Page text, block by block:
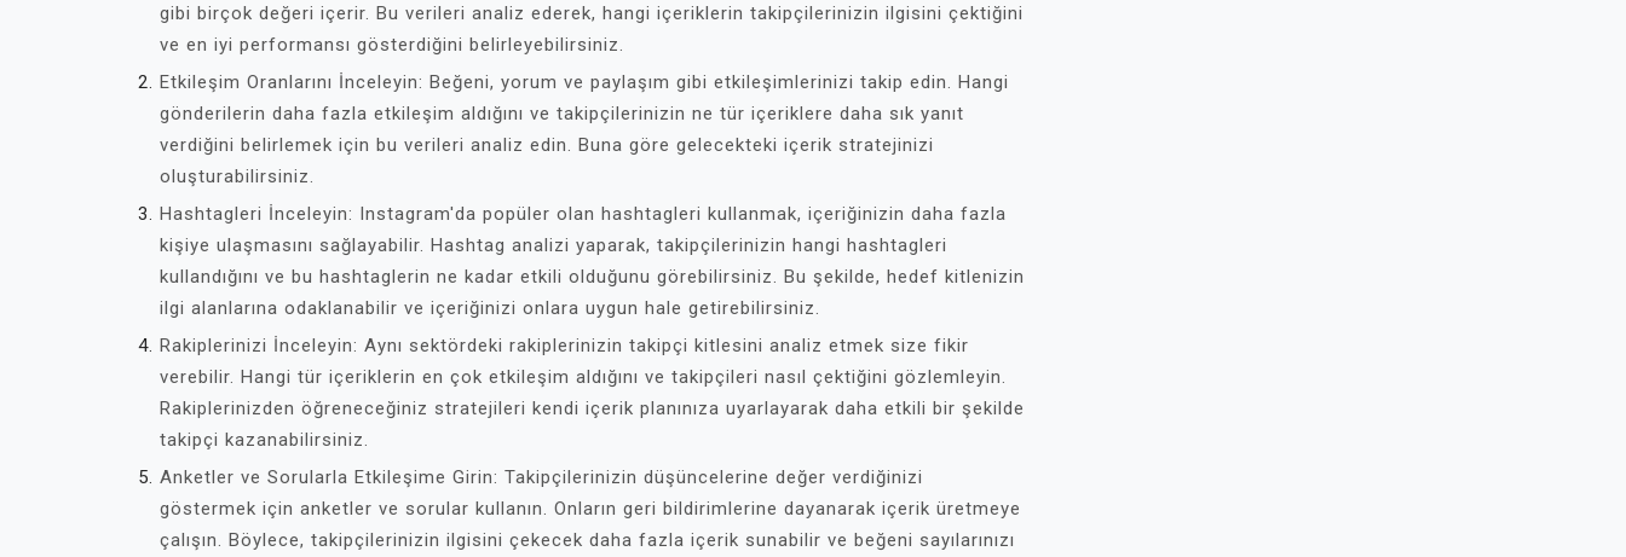
gibi birçok değeri içerir. Bu verileri analiz ederek, hangi içeriklerin takipçilerinizin ilgisini çektiğini
ve en iyi performansı gösterdiğini belirleyebilirsiniz.
Etkileşim Oranlarını İnceleyin: Beğeni, yorum ve paylaşım gibi etkileşimlerinizi takip edin. Hangi
gönderilerin daha fazla etkileşim aldığını ve takipçilerinizin ne tür içeriklere daha sık yanıt
verdiğini belirlemek için bu verileri analiz edin. Buna göre gelecekteki içerik stratejinizi
oluşturabilirsiniz.
Hashtagleri İnceleyin: Instagram'da popüler olan hashtagleri kullanmak, içeriğinizin daha fazla
kişiye ulaşmasını sağlayabilir. Hashtag analizi yaparak, takipçilerinizin hangi hashtagleri
kullandığını ve bu hashtaglerin ne kadar etkili olduğunu görebilirsiniz. Bu şekilde, hedef kitlenizin
ilgi alanlarına odaklanabilir ve içeriğinizi onlara uygun hale getirebilirsiniz.
Rakiplerinizi İnceleyin: Aynı sektördeki rakiplerinizin takipçi kitlesini analiz etmek size fikir
verebilir. Hangi tür içeriklerin en çok etkileşim aldığını ve takipçileri nasıl çektiğini gözlemleyin.
Rakiplerinizden öğreneceğiniz stratejileri kendi içerik planınıza uyarlayarak daha etkili bir şekilde
takipçi kazanabilirsiniz.
Anketler ve Sorularla Etkileşime Girin: Takipçilerinizin düşüncelerine değer verdiğinizi
göstermek için anketler ve sorular kullanın. Onların geri bildirimlerine dayanarak içerik üretmeye
çalışın. Böylece, takipçilerinizin ilgisini çekecek daha fazla içerik sunabilir ve beğeni sayılarınızı